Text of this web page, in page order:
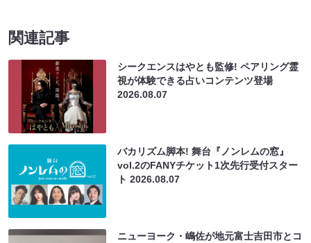
関連記事
シークエンスはやとも監修! ペアリング霊
視が体験できる占いコンテンツ登場
2026.08.07
バカリズム脚本! 舞台『ノンレムの窓』
vol.2のFANYチケット1次先行受付スター
ト2026.08.07
ニューヨーク・嶋佐が地元富士吉田市とコ